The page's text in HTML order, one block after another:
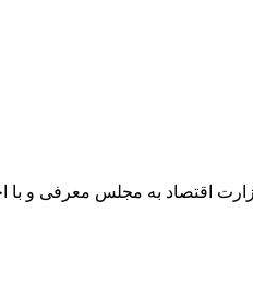
اقتصاد به مجلس معرفی و با